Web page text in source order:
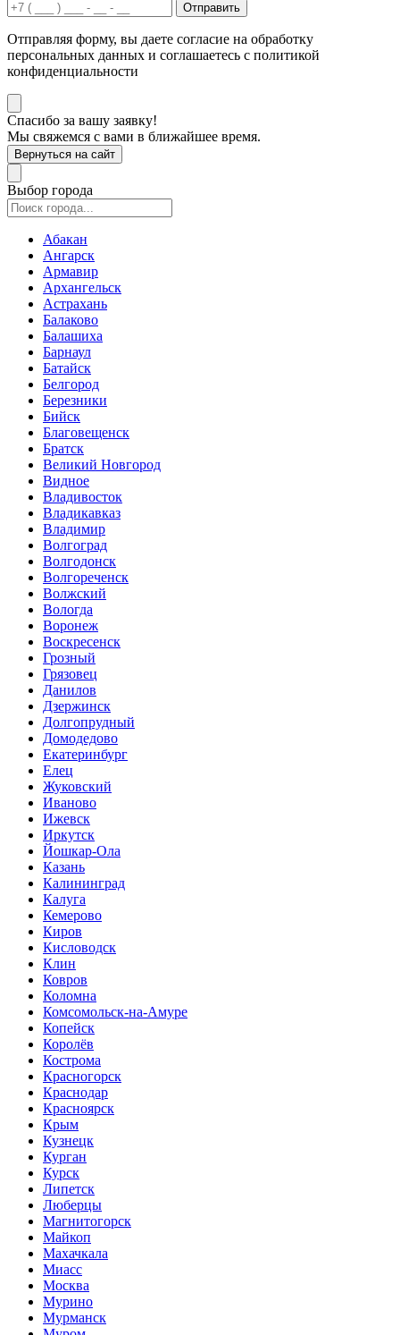
Отправить
Отправляя форму, вы даете согласие на обработку
персональных данных и соглашаетесь с политикой
конфиденциальности
Спасибо за вашу заявку!
Мы свяжемся с вами в ближайшее время.
Вернуться на сайт
Выбор города
Абакан
Ангарск
Армавир
Архангельск
Астрахань
Балаково
Балашиха
Барнаул
Батайск
Белгород
Березники
Бийск
Благовещенск
Братск
Великий Новгород
Видное
Владивосток
Владикавказ
Владимир
Волгоград
Волгодонск
Волгореченск
Волжский
Вологда
Воронеж
Воскресенск
Грозный
Грязовец
Данилов
Дзержинск
Долгопрудный
Домодедово
Екатеринбург
Елец
Жуковский
Иваново
Ижевск
Иркутск
Йошкар-Ола
Казань
Калининград
Калуга
Кемерово
Киров
Кисловодск
Клин
Ковров
Коломна
Комсомольск-на-Амуре
Копейск
Королёв
Кострома
Красногорск
Краснодар
Красноярск
Крым
Кузнецк
Курган
Курск
Липетск
Люберцы
Магнитогорск
Майкоп
Махачкала
Миасс
Москва
Мурино
Мурманск